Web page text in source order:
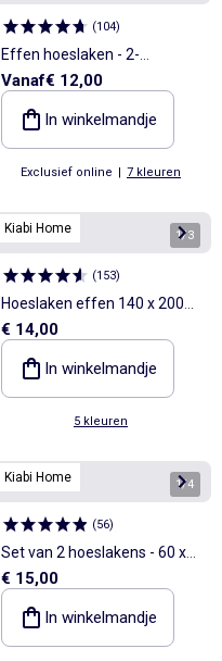
(104)
Effen hoeslaken - 2-
persoonsbed
Vanaf€ 12,00
In winkelmandje
Exclusief online | 7 kleuren
Kiabi Home 1/3
(153)
Hoeslaken effen 140 x 200
cm
€ 14,00
In winkelmandje
5 kleuren
Kiabi Home 1/4
(56)
Set van 2 hoeslakens - 60 x
120 cm
€ 15,00
In winkelmandje